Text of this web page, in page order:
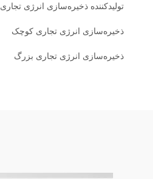
تولیدکننده ذخیره‌سازی انرژی تجاری
ذخیره‌سازی انرژی تجاری کوچک
ذخیره‌سازی انرژی تجاری بزرگ